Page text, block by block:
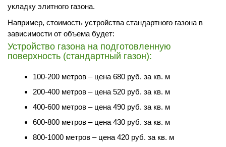
укладку элитного газона.
Например, стоимость устройства стандартного газона в
зависимости от объема будет:
Устройство газона на подготовленную
поверхность (стандартный газон):
100-200 метров – цена 680 руб. за кв. м
200-400 метров – цена 520 руб. за кв. м
400-600 метров – цена 490 руб. за кв. м
600-800 метров – цена 430 руб. за кв. м
800-1000 метров – цена 420 руб. за кв. м